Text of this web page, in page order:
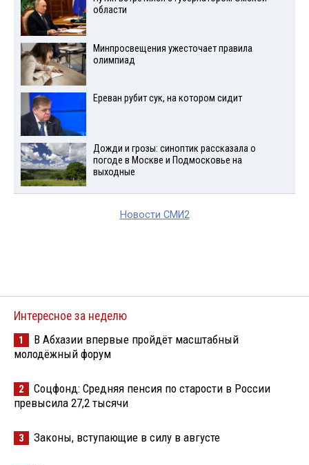
области
Минпросвещения ужесточает правила
олимпиад
Ереван рубит сук, на котором сидит
Дожди и грозы: синоптик рассказала о
погоде в Москве и Подмосковье на
выходные
Новости СМИ2
Интересное за неделю
1
В Абхазии впервые пройдёт масштабный
молодёжный форум
2
Соцфонд: Средняя пенсия по старости в России
превысила 27,2 тысячи
3 Законы, вступающие в силу в августе